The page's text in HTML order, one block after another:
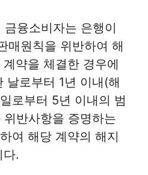
융소비자는 은행이
매원칙을 위반하여 해
약을 체결한 경우에
날로부터 1년 이내(해
로부터 5년 이내의 범
반사항을 증명하는
여 해당 계약의 해지
다.